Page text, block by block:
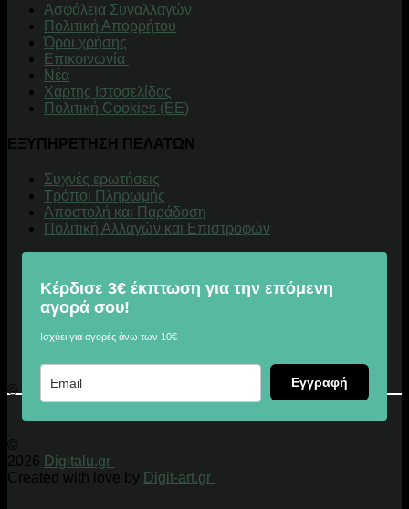
Aσφάλεια Συναλλαγών
Πολιτική Απορρήτου
Όροι χρήσης
Επικοινωνία
Νέα
Χάρτης Ιστοσελίδας
Πολιτική Cookies (ΕΕ)
ΕΞΥΠΗΡΕΤΗΣΗ ΠΕΛΑΤΩΝ
Συχνές ερωτήσεις
Τρόποι Πληρωμής
Αποστολή και Παράδοση
Πολιτική Αλλαγών και Επιστροφών
Κέρδισε 3€ έκπτωση για την επόμενη
αγορά σου!
Ισχύει για αγορές άνω των 10€
Εγγραφή
© 2026 Digitalu.gr
©
2026 Digitalu.gr
Created with love by Digit-art.gr